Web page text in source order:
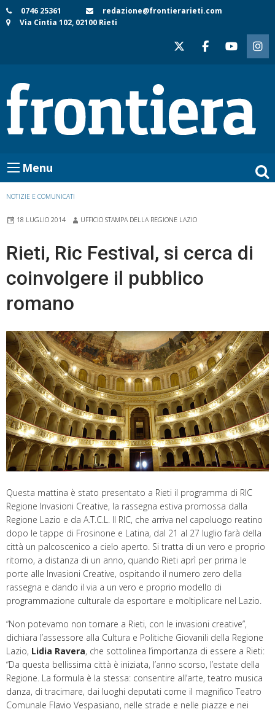
Skip
to
0746 25361
redazione@frontierarieti.com
Via Cintia 102, 02100 Rieti
Menu
NOTIZIE E COMUNICATI
18 LUGLIO 2014 UFFICIO STAMPA DELLA REGIONE LAZIO
Rieti, Ric Festival, si cerca di
coinvolgere il pubblico
romano
Questa mattina è stato presentato a Rieti il programma di RIC
Regione Invasioni Creative, la rassegna estiva promossa dalla
Regione Lazio e da A.T.C.L. Il RIC, che arriva nel capoluogo reatino
dopo le tappe di Frosinone e Latina, dal 21 al 27 luglio farà della
città un palcoscenico a cielo aperto. Si tratta di un vero e proprio
ritorno, a distanza di un anno, quando Rieti aprì per prima le
porte alle Invasioni Creative, ospitando il numero zero della
rassegna e dando il via a un vero e proprio modello di
programmazione culturale da esportare e moltiplicare nel Lazio.
“Non potevamo non tornare a Rieti, con le invasioni creative”,
dichiara l’assessore alla Cultura e Politiche Giovanili della Regione
Lazio, Lidia Ravera, che sottolinea l’importanza di essere a Rieti:
“Da questa bellissima città è iniziata, l’anno scorso, l’estate della
Regione. La formula è la stessa: consentire all’arte, teatro musica
danza, di tracimare, dai luoghi deputati come il magnifico Teatro
Comunale Flavio Vespasiano, nelle strade e nelle piazze e nei